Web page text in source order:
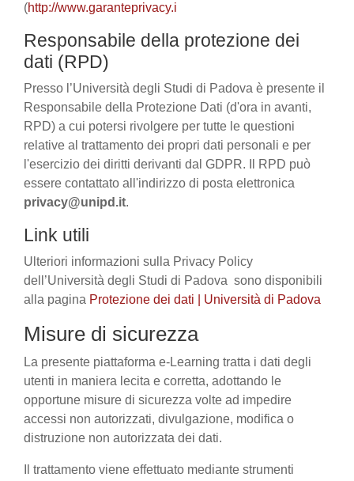
(http://www.garanteprivacy.i
Responsabile della protezione dei
dati (RPD)
Presso l’Università degli Studi di Padova è presente il
Responsabile della Protezione Dati (d'ora in avanti,
RPD) a cui potersi rivolgere per tutte le questioni
relative al trattamento dei propri dati personali e per
l'esercizio dei diritti derivanti dal GDPR. Il RPD può
essere contattato all'indirizzo di posta elettronica
privacy@unipd.it.
Link utili
Ulteriori informazioni sulla Privacy Policy
dell’Università degli Studi di Padova sono disponibili
alla pagina Protezione dei dati | Università di Padova
Misure di sicurezza
La presente piattaforma e-Learning tratta i dati degli
utenti in maniera lecita e corretta, adottando le
opportune misure di sicurezza volte ad impedire
accessi non autorizzati, divulgazione, modifica o
distruzione non autorizzata dei dati.
Il trattamento viene effettuato mediante strumenti